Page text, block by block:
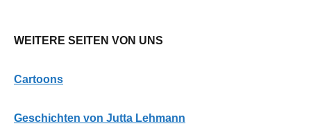
WEITERE SEITEN VON UNS
Cartoons
Geschichten von Jutta Lehmann